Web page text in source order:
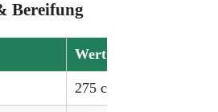
Bereifung
Wert
275 cm (108,3 Zoll)